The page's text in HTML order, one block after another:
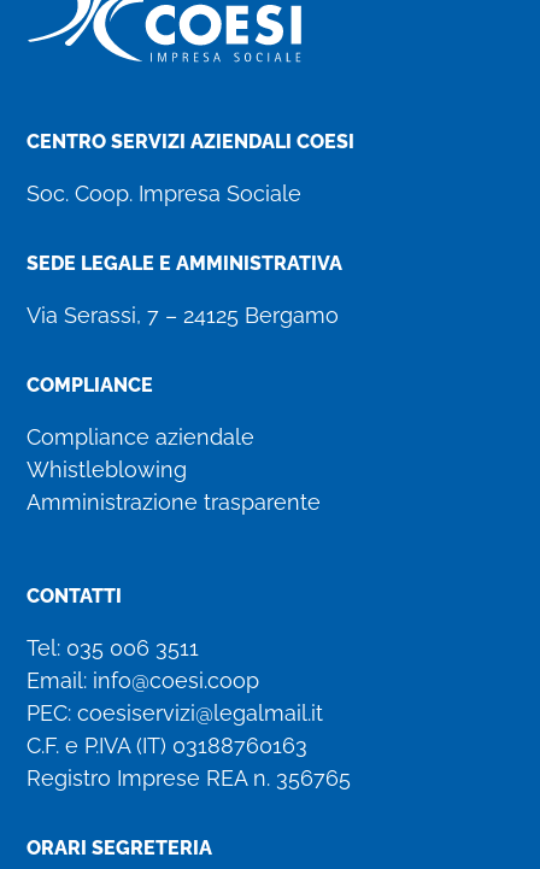
CENTRO SERVIZI AZIENDALI COESI
Soc. Coop. Impresa Sociale
SEDE LEGALE E AMMINISTRATIVA
Via Serassi, 7 – 24125 Bergamo
COMPLIANCE
Compliance aziendale
Whistleblowing
Amministrazione trasparente
CONTATTI
Tel: 035 006 3511
Email: info@coesi.coop
PEC:coesiservizi@legalmail.it
C.F. e P.IVA (IT) 03188760163
Registro Imprese REA n. 356765
ORARI SEGRETERIA